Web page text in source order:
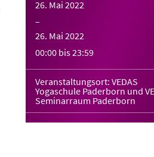
26. Mai 2022
–
26. Mai 2022
00:00 bis23:59
Veranstaltungsort: VEDAS
Yogaschule Paderborn und
Seminarraum Paderborn